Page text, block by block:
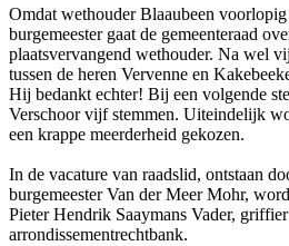
Omdat wethouder Blaaubeen
burgemeester gaat de gemeenteraad
plaatsvervangend wethouder. Na wel
tussen de heren Vervenne en
Hij bedankt echter! Bij een volgende
Verschoor vijf stemmen. Uiteindelijk
een krappe meerderheid gekozen.
In de vacature van raadslid, ontstaan
burgemeester Van der Meer Mohr,
Pieter Hendrik Saaymans Vader,
arrondissementrechtbank.